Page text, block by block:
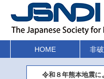
HOME 非
令和８年熊本地震に